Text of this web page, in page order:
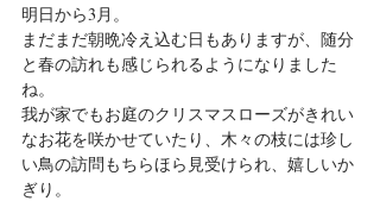
明日から3月。
まだまだ朝晩冷え込む日もありますが、随分
と春の訪れも感じられるようになりました
ね。
我が家でもお庭のクリスマスローズがきれい
なお花を咲かせていたり、木々の枝には珍し
い鳥の訪問もちらほら見受けられ、嬉しいか
ぎり。